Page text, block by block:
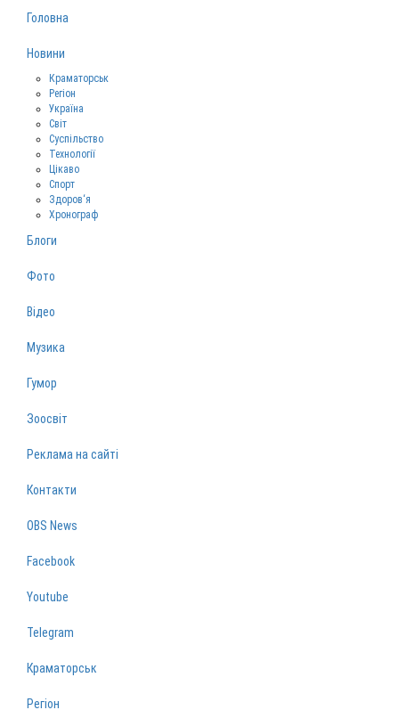
Головна
Новини
Краматорськ
Регіон
Україна
Світ
Суспільство
Технології
Цікаво
Спорт
Здоров‘я
Хронограф
Блоги
Фото
Відео
Музика
Гумор
Зоосвіт
Реклама на сайті
Контакти
OBS News
Facebook
Youtube
Telegram
Краматорськ
Регіон